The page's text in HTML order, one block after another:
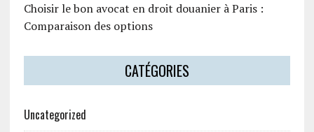
Choisir le bon avocat en droit douanier à Paris :
Comparaison des options
CATÉGORIES
Uncategorized